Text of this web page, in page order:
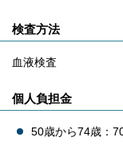
検査方法
血液検査
個人負担金
50歳から74歳：